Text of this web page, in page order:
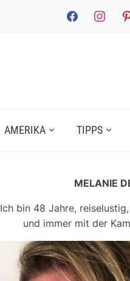
facebookinstagram
AMERIKA TIPPS
MELANIE
Ich bin 48 Jahre,
und immer mit der